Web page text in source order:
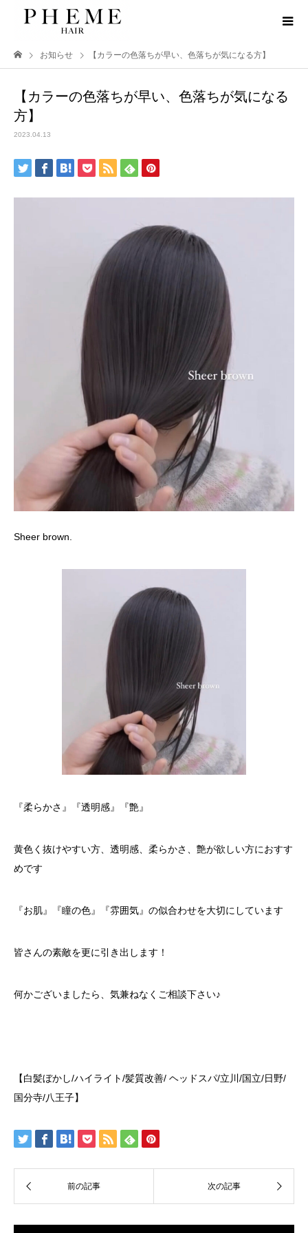
お知らせ 【カラーの色落ちが早い、色落ちが気になる方】
【カラーの色落ちが早い、色落ちが気になる
方】
2023.04.13
Sheer brown.
『柔らかさ』『透明感』『艶』
黄色く抜けやすい方、透明感、柔らかさ、艶が欲しい方におすす
めです
『お肌』『瞳の色』『雰囲気』の似合わせを大切にしています
皆さんの素敵を更に引き出します！
何かございましたら、気兼ねなくご相談下さい♪
【白髪ぼかし/ハイライト/髪質改善/ ヘッドスパ/立川 /国立/日野/
国分寺/八王子】